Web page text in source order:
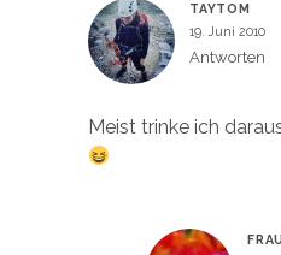
TAYTOM
19. Juni 2010
Antworten
Meist trinke ich